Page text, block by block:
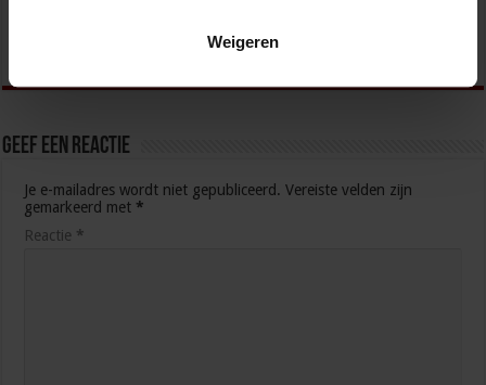
Weigeren
Geef een reactie
Je e-mailadres wordt niet gepubliceerd. Vereiste velden zijn
gemarkeerd met *
Reactie *